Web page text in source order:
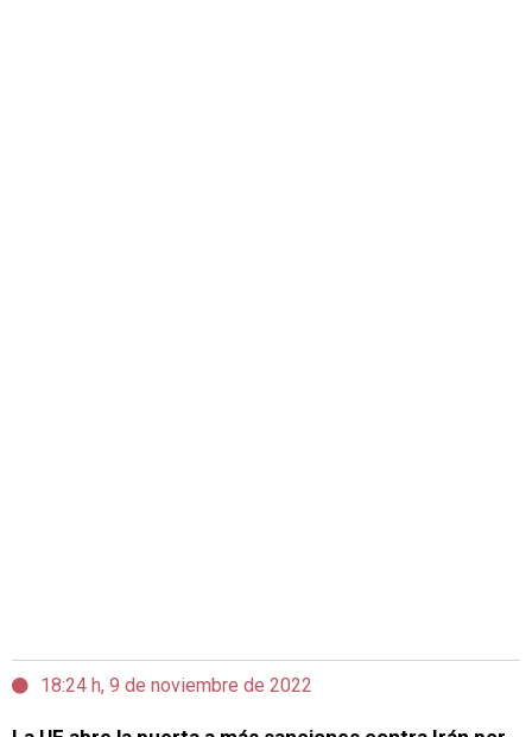
18:24 h, 9 de noviembre de 2022